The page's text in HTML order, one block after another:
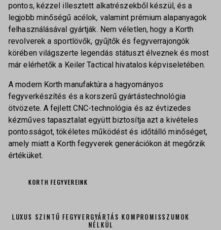
pontos, kézzel illesztett alkatrészekből készül, és a
legjobb minőségű acélok, valamint prémium alapanyagok
felhasználásával gyártják. Nem véletlen, hogy a Korth
revolverek a sportlövők, gyűjtők és fegyverrajongók
körében világszerte legendás státuszt élveznek és most
már elérhetők a Keiler Tactical hivatalos képviseletében.
A modern Korth manufaktúra a hagyományos
fegyverkészítés és a korszerű gyártástechnológia
ötvözete. A fejlett CNC-technológia és az évtizedes
kézműves tapasztalat együtt biztosítja azt a kivételes
pontosságot, tökéletes működést és időtálló minőséget,
amely miatt a Korth fegyverek generációkon át megőrzik
értéküket.
KORTH FEGYVEREINK
LUXUS SZINTŰ FEGYVERGYÁRTÁS KOMPROMISSZUMOK
NÉLKÜL